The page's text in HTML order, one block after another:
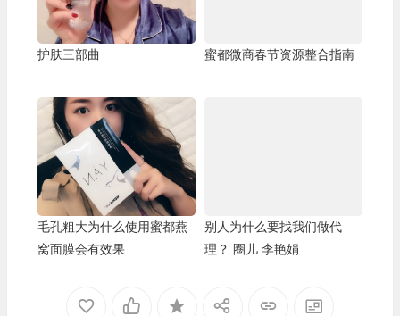
护肤三部曲 蜜都微商春节资源整合指南
毛孔粗大为什么使用蜜都燕
窝面膜会有效果
别人为什么要找我们做代
理？ 圈儿 李艳娟